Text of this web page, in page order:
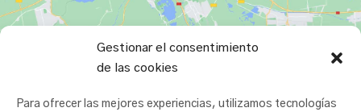
Gestionar el consentimiento
de las cookies
Para ofrecer las mejores experiencias, utilizamos tecnologías